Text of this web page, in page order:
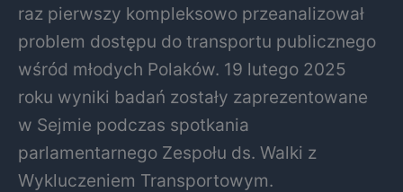
raz pierwszy kompleksowo przeanalizował
problem dostępu do transportu publicznego
wśród młodych Polaków. 19 lutego 2025
roku wyniki badań zostały zaprezentowane
w Sejmie podczas spotkania
parlamentarnego Zespołu ds. Walki z
Wykluczeniem Transportowym.